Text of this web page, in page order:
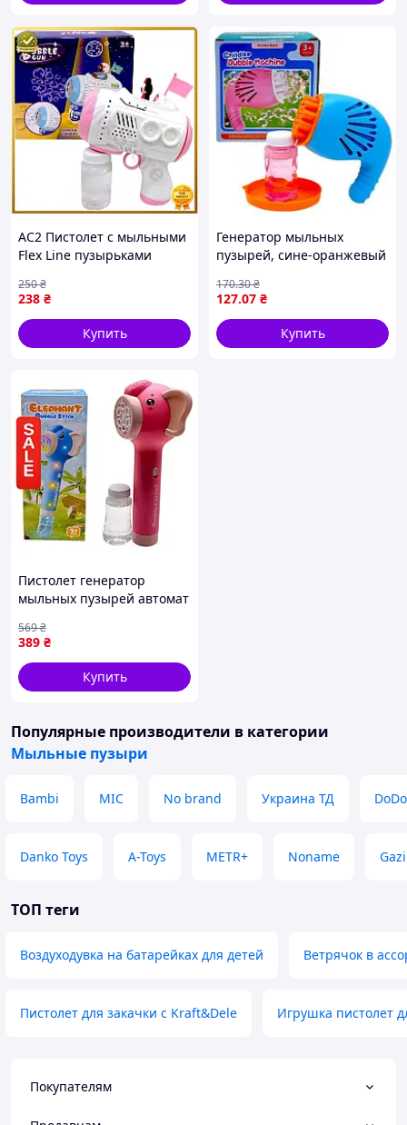
AC2 Пистолет с мыльными
Flex Line пузырьками
детей создание пузырьков
мыльный пи DE
238 ₴
250₴
Купить
Генератор мыльных
пузырей, сине-оранжевый
127.07 ₴
170.30₴
Купить
Пистолет генератор
мыльных пузырей автомат
для девочек на батарейках
MIC
389 ₴
569₴
Купить
Популярные производители в категории
Мыльные пузыри
Bambi MIC No brand Украина ТД DoDo
Danko Toys A-Toys METR+ Noname
ТОП теги
Воздуходувка на батарейках для детей Ветрячок в
Пистолет для закачки с Kraft&Dele Игрушка пистолет
Покупателям